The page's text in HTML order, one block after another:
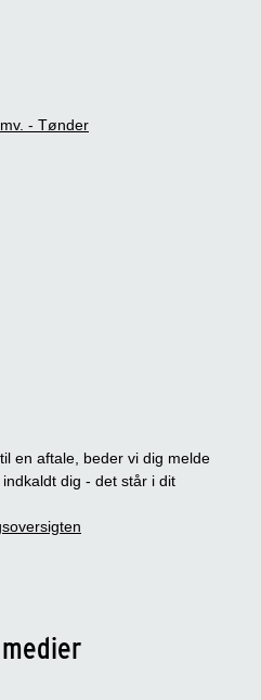
- Tønder
en aftale, beder vi dig melde
dig - det står i dit